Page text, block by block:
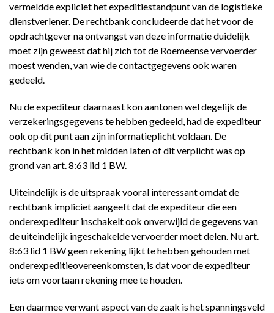
vermeldde expliciet het expeditiestandpunt van de logistieke
dienstverlener. De rechtbank concludeerde dat het voor de
opdrachtgever na ontvangst van deze informatie duidelijk
moet zijn geweest dat hij zich tot de Roemeense vervoerder
moest wenden, van wie de contactgegevens ook waren
gedeeld.
Nu de expediteur daarnaast kon aantonen wel degelijk de
verzekeringsgegevens te hebben gedeeld, had de expediteur
ook op dit punt aan zijn informatieplicht voldaan. De
rechtbank kon in het midden laten of dit verplicht was op
grond van art. 8:63 lid 1 BW.
Uiteindelijk is de uitspraak vooral interessant omdat de
rechtbank impliciet aangeeft dat de expediteur die een
onderexpediteur inschakelt ook onverwijld de gegevens van
de uiteindelijk ingeschakelde vervoerder moet delen. Nu art.
8:63 lid 1 BW geen rekening lijkt te hebben gehouden met
onderexpeditieovereenkomsten, is dat voor de expediteur
iets om voortaan rekening mee te houden.
Een daarmee verwant aspect van de zaak is het spanningsveld